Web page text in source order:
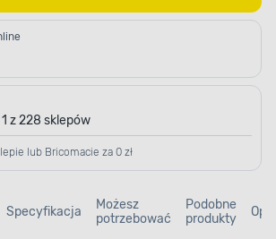
z 228 sklepów
lub Bricomacie za 0 zł
Specyfikacja
Możesz
potrzebować
Podobne
produkty